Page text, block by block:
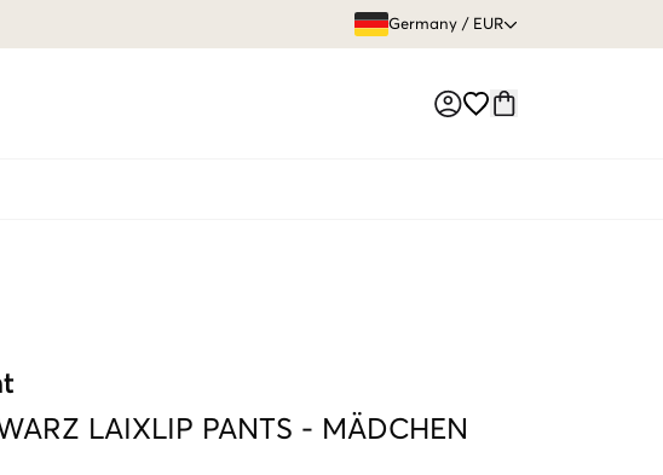
Germany / EUR
LAIXLIP PANTS - MÄDCHEN